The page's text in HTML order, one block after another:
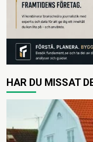
HAR DU MISSAT